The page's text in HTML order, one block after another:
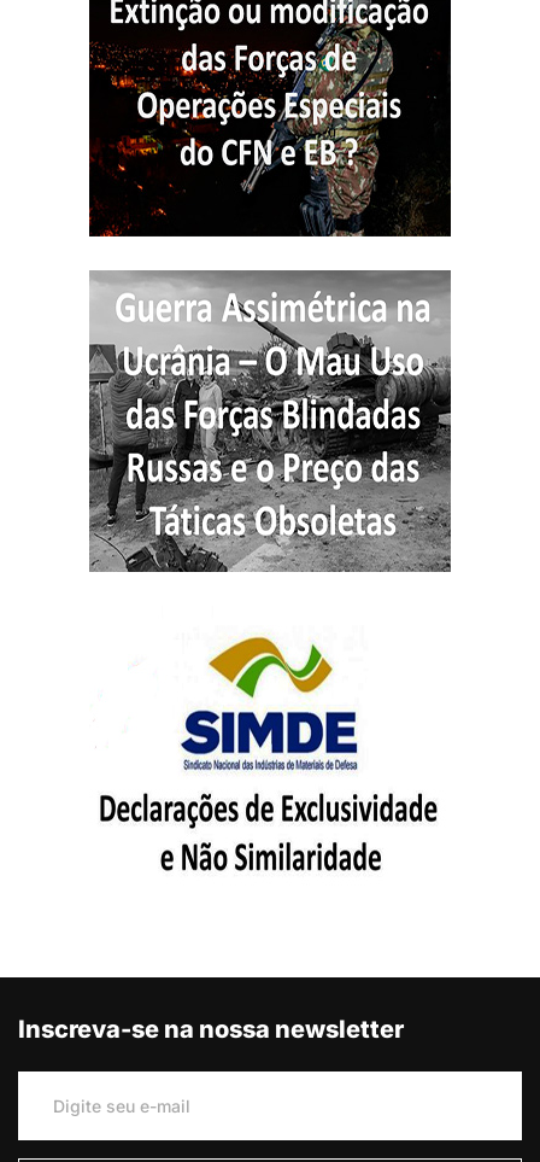
Inscreva-se na nossa newsletter